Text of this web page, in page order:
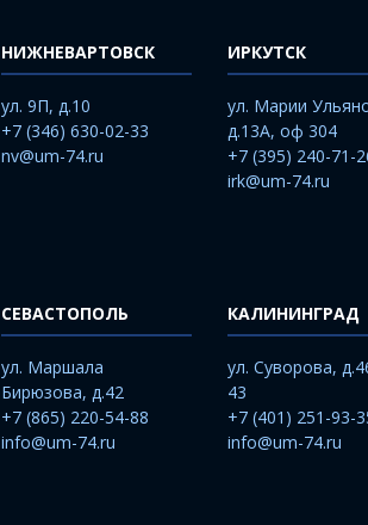
НИЖНЕВАРТОВСК
ул. 9П, д.10
+7 (346) 630-02-33
nv@um-74.ru
ИРКУТСК
ул. Марии
д.13А, оф 304
+7 (395) 240-71-
irk@um-74.ru
СЕВАСТОПОЛЬ
ул. Маршала
Бирюзова, д.42
+7 (865) 220-54-88
info@um-74.ru
КАЛИНИНГРАД
ул. Суворова,
43
+7 (401) 251-93-
info@um-74.ru